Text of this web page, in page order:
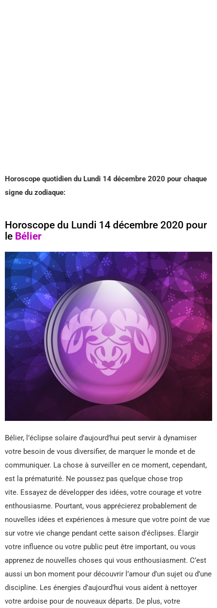
Horoscope quotidien du Lundi 14 décembre 2020 pour chaque
signe du zodiaque:
Horoscope du Lundi 14 décembre 2020 pour
le Bélier
Bélier, l’éclipse solaire d’aujourd’hui peut servir à dynamiser
votre besoin de vous diversifier, de marquer le monde et de
communiquer. La chose à surveiller en ce moment, cependant,
est la prématurité. Ne poussez pas quelque chose trop
vite. Essayez de développer des idées, votre courage et votre
enthousiasme. Pourtant, vous apprécierez probablement de
nouvelles idées et expériences à mesure que votre point de vue
sur votre vie change pendant cette saison d’éclipses. Élargir
votre influence ou votre public peut être important, ou vous
apprenez de nouvelles choses qui vous enthousiasment. C’est
aussi un bon moment pour découvrir l’amour d’un sujet ou d’une
discipline. Les énergies d’aujourd’hui vous aident à nettoyer
votre ardoise pour de nouveaux départs. De plus, votre